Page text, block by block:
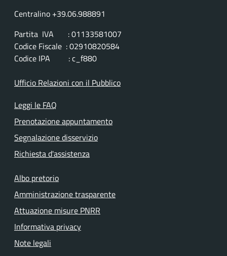
Centralino +39.06.988891
Partita IVA : 01133581007
Codice Fiscale : 02910820584
Codice IPA : c_f880
Ufficio Relazioni con il Pubblico
Leggi le FAQ
Prenotazione appuntamento
Segnalazione disservizio
Richiesta d'assistenza
Albo pretorio
Amministrazione trasparente
Attuazione misure PNRR
Informativa privacy
Note legali